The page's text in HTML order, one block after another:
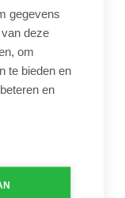
gegevens
deze
om
te bieden en
en